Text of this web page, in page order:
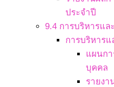
ประจำปี
9.4 การบริหารแ
การบริหาร
แผนก
บุคคล
รายง